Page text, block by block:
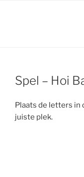
Spel – Hoi
Plaats de letters in
juiste plek.